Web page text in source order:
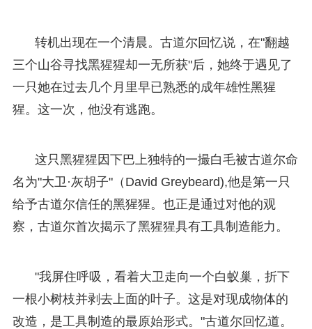
转机出现在一个清晨。古道尔回忆说，在"翻越
三个山谷寻找黑猩猩却一无所获"后，她终于遇见了
一只她在过去几个月里早已熟悉的成年雄性黑猩
猩。这一次，他没有逃跑。
这只黑猩猩因下巴上独特的一撮白毛被古道尔命
名为"大卫·灰胡子"（David Greybeard),他是第一只
给予古道尔信任的黑猩猩。也正是通过对他的观
察，古道尔首次揭示了黑猩猩具有工具制造能力。
"我屏住呼吸，看着大卫走向一个白蚁巢，折下
一根小树枝并剥去上面的叶子。这是对现成物体的
改造，是工具制造的最原始形式。"古道尔回忆道。